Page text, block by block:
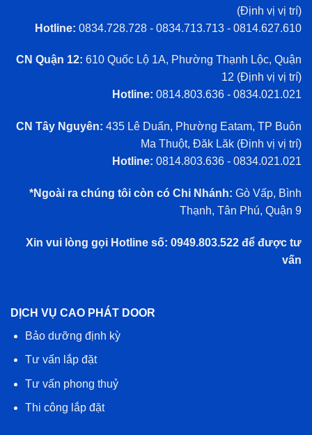
(Định vị vị trí)
Hotline: 0834.728.728 - 0834.713.713 - 0814.627.610
CN Quận 12: 610 Quốc Lộ 1A, Phường Thạnh Lộc, Quận
12 (Định vị vị trí)
Hotline: 0814.803.636 - 0834.021.021
CN Tây Nguyên: 435 Lê Duẩn, Phường Eatam, TP Buôn
Ma Thuột, Đăk Lăk (Định vị vị trí)
Hotline: 0814.803.636 - 0834.021.021
*Ngoài ra chúng tôi còn có Chi Nhánh: Gò Vấp, Bình
Thạnh, Tân Phú, Quận 9
Xin vui lòng gọi Hotline số: 0949.803.522 để được tư
vấn
DỊCH VỤ CAO PHÁT DOOR
Bảo dưỡng định kỳ
Tư vấn lắp đặt
Tư vấn phong thuỷ
Thi công lắp đặt